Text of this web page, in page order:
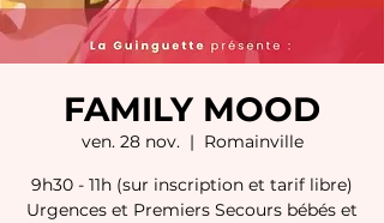
FAMILY MOOD
ven. 28 nov.
  |
Romainville
9h30 - 11h (sur inscription et tarif libre)
Urgences et Premiers Secours bébés et